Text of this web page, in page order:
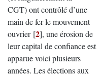
CGT) ont contrôlé d’une
main de fer le mouvement
ouvrier[2], une érosion de
leur capital de confiance est
apparue voici plusieurs
années. Les élections aux